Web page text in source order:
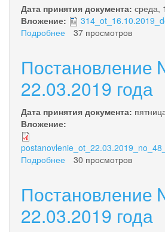
Дата принятия документа: среда,
Вложение:
Подробнее
от
года
37 просмотров
Постановление
22.03.2019 года
Дата принятия документа:
Вложение:
Подробнее
от
22.03.2019
года
30 просмотров
Постановление
22.03.2019 года